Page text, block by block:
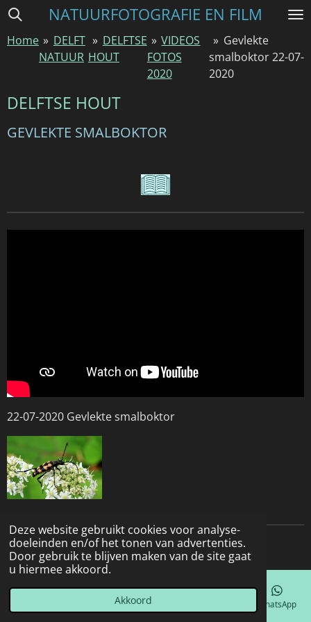
Deze website gebruikt cookies voor analyse-
doeleinden en/of het tonen van advertenties.
Door gebruik te blijven maken van de site gaat
u hiermee akkoord.
Akkoord
Ga
naar
NATUURFOTOGRAFIE EN FILM
Home » DELFT
NATUUR
» DELFTSE
HOUT
» VIDEOS
FOTOS
2020
» Gevlekte
smalboktor 22-07-
2020
DELFTSE HOUT
GEVLEKTE SMALBOKTOR
22-07-2020 Gevlekte smalboktor
© 2022 - 2026 Natuurfotografie
Telefoonnummer WhatsApp